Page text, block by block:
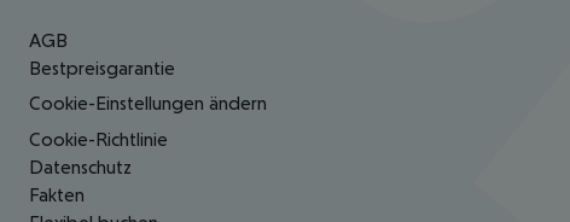
AGB
Bestpreisgarantie
Cookie-Einstellungen ändern
Cookie-Richtlinie
Datenschutz
Fakten